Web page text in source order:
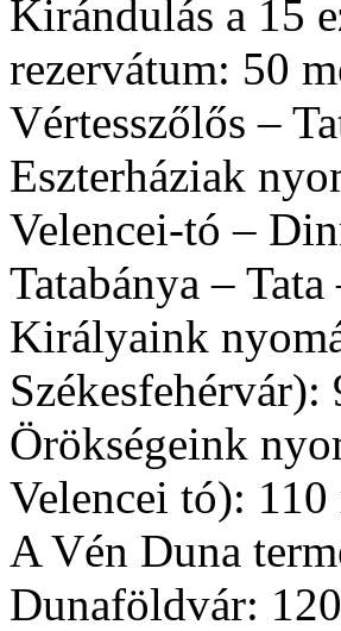
Kirándulás a 15
rezervátum: 50
Vértesszőlős –
Eszterháziak
Velencei-tó –
Tatabánya –
Királyaink
Örökségeink
Velencei tó):
A Vén Duna
Dunaföldvár: